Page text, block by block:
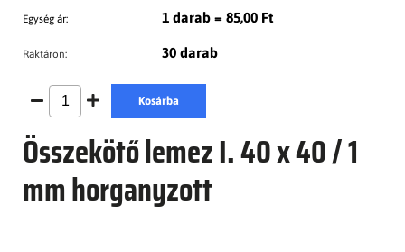
Egység ár: 1 darab = 85,00 Ft
Raktáron: 30 darab
Kosárba
Összekötő lemez I. 40 x 40 / 1
mm horganyzott